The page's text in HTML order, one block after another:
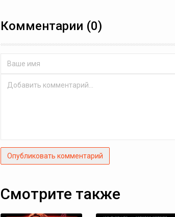
Комментарии (0)
Опубликовать комментарий
Смотрите также